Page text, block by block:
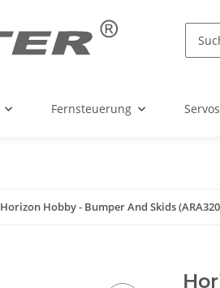
Fernsteuerung Servos
Horizon Hobby - Bumper And Skids